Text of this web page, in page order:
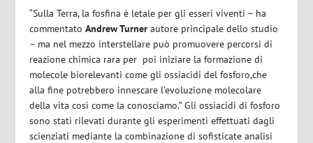
“Sulla Terra, la fosfina è letale per gli esseri viventi – ha
commentatoAndrew Turner autore principale dello studio
– ma nel mezzo interstellare può promuovere percorsi di
reazione chimica rara per poi iniziare la formazione di
molecole biorelevanti come gli ossiacidi del fosforo,che
alla fine potrebbero innescare l’evoluzione molecolare
della vita così come la conosciamo.”Gli ossiacidi di fosforo
sono stati rilevati durante gli esperimenti effettuati dagli
scienziati mediante la combinazione di sofisticate analisi